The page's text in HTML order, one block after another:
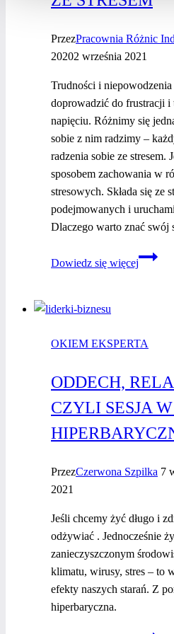
PrzezPracownia Różnic
20202 września 2021
Trudności i
doprowadzić do frustracji i
napięciu. Różnimy się
sobie z nim radzimy –
radzenia sobie ze stresem.
sposobem zachowania w
stresowych. Składa się ze
podejmowanych i
Dlaczego warto znać swój
Dowiedz się więcej
Poznaj
ze
OKIEM EKSPERTA
ODDECH,
CZYLI SESJA
PrzezCzerwona Szpilka 7
2021
Jeśli chcemy żyć długo i
odżywiać . Jednocześnie
zanieczyszczonym
klimatu, wirusy, stres – to
efekty naszych starań. Z
hiperbaryczna.